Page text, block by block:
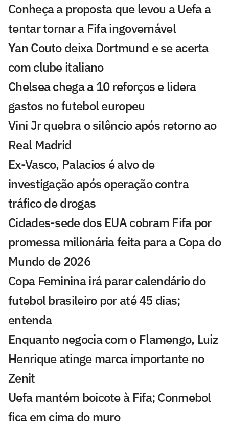
Conheça a proposta que levou a Uefa a
tentar tornar a Fifa ingovernável
Yan Couto deixa Dortmund e se acerta
com clube italiano
Chelsea chega a 10 reforços e lidera
gastos no futebol europeu
Vini Jr quebra o silêncio após retorno ao
Real Madrid
Ex-Vasco, Palacios é alvo de
investigação após operação contra
tráfico de drogas
Cidades-sede dos EUA cobram Fifa por
promessa milionária feita para a Copa do
Mundo de 2026
Copa Feminina irá parar calendário do
futebol brasileiro por até 45 dias;
entenda
Enquanto negocia com o Flamengo, Luiz
Henrique atinge marca importante no
Zenit
Uefa mantém boicote à Fifa; Conmebol
fica em cima do muro